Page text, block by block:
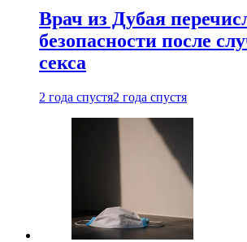
Врач из Дубая
безопасности после
секса
2 года спустя2 года спустя